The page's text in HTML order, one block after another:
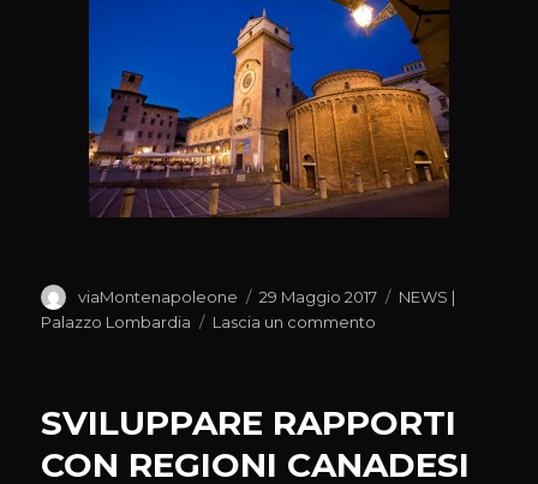
Autore
viaMontenapoleone
Pubblicato
il
29 Maggio 2017 Categorie
NEWS |
Palazzo Lombardia
Lascia un commento
VALORIZZARE
RICCO
SVILUPPARE RAPPORTI
CON REGIONI CANADESI